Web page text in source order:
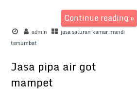
Continue reading »
admin
jasa saluran kamar mandi
tersumbat
Jasa pipa air got
mampet